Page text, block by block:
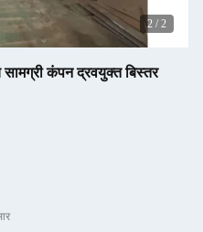
2 / 2
कंपन द्रवयुक्त बिस्तर